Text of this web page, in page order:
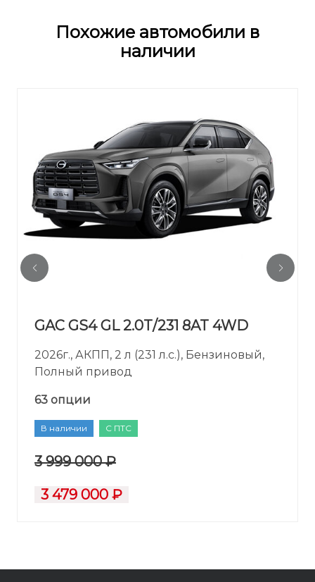
Похожие автомобили в
наличии
GAC GS4 GL 2.0T/231 8AT 4WD
2026г., АКПП, 2 л (231 л.с.), Бензиновый,
Полный привод
63 опции
В наличии С ПТС
3 999 000 ₽
3 479 000 ₽